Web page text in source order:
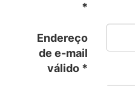
*
Endereço
de e-mail
válido *